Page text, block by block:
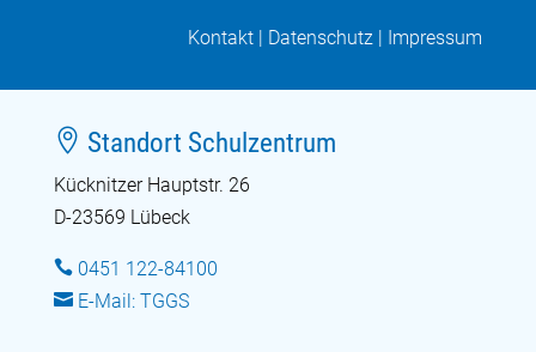
Kontakt Datenschutz Impressum
 Standort Schulzentrum
Kücknitzer Hauptstr. 26
D-23569 Lübeck
 0451 122-84100
 E-Mail: TGGS